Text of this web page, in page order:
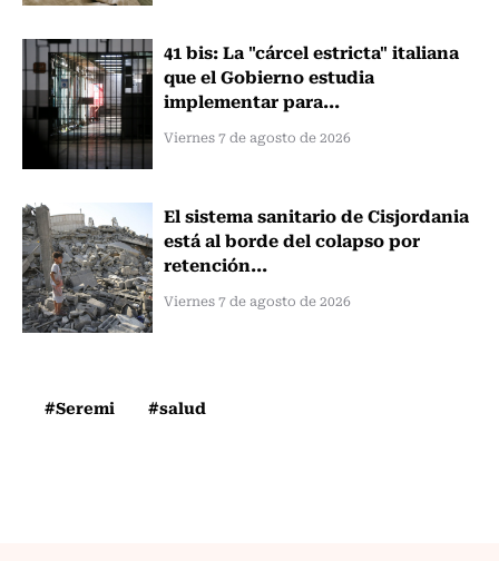
41 bis: La "cárcel estricta" italiana
que el Gobierno estudia
implementar para...
Viernes 7 de agosto de 2026
El sistema sanitario de Cisjordania
está al borde del colapso por
retención...
Viernes 7 de agosto de 2026
#Seremi #salud